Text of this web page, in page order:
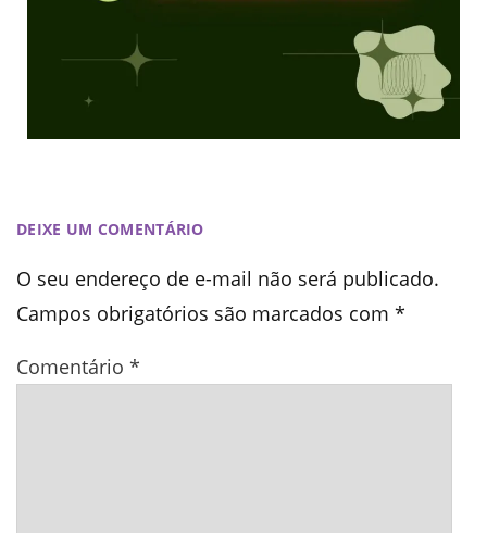
DEIXE UM COMENTÁRIO
O seu endereço de e-mail não será publicado.
Campos obrigatórios são marcados com *
Comentário *